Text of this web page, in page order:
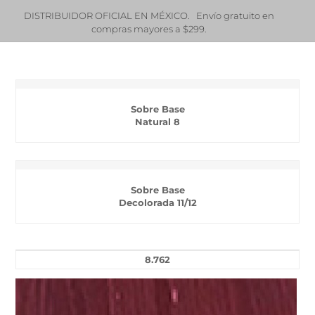
DISTRIBUIDOR OFICIAL EN MÉXICO. Envío gratuito en
compras mayores a $299.
Sobre Base
Natural 8
Sobre Base
Decolorada 11/12
8.762